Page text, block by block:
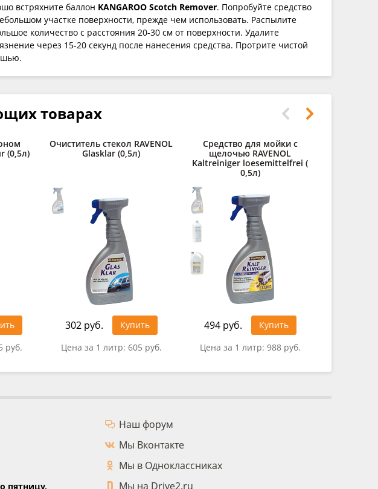
встряхните баллон KANGAROO Scotch Remover. Попробуйте средство
участке поверхности, прежде чем использовать. Распылите
количество с расстояния 20-30 см от поверхности. Удалите
через 15-20 секунд после нанесения средства. Протрите чистой
товарах
(0,5л)
руб.
Очиститель стекол RAVENOL
Glasklar (0,5л)
302 руб.
Купить
Цена за 1 литр: 605 руб.
Средство для мойки с
щелочью RAVENOL
Kaltreiniger loesemittelfrei (
0,5л)
494 руб.
Купить
Цена за 1 литр: 988 руб.
пятницу,
Наш форум
Мы Вконтакте
Мы в Одноклассниках
Мы на Drive2.ru